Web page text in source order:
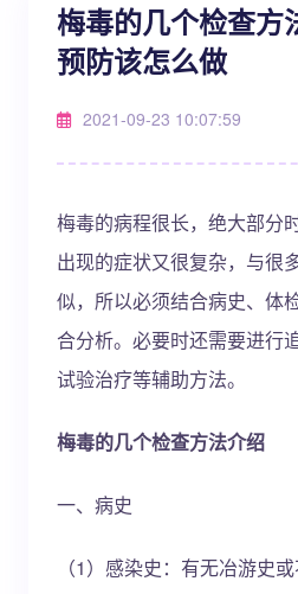
梅毒的几个检查方
预防该怎么做
2021-09-23 10:07:59
梅毒的病程很长，绝大部分
出现的症状又很复杂，与很
似，所以必须结合病史、体
合分析。必要时还需要进行
试验治疗等辅助方法。
梅毒的几个检查方法介绍
一、病史
（1）感染史：有无冶游史或